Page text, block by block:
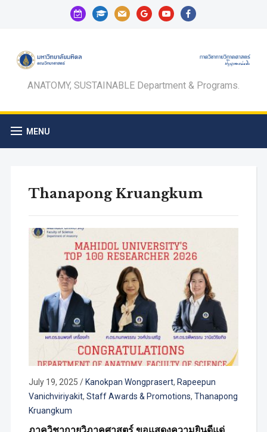
calendar-
check-
graduation-
cap
mail googleyoutubefacebook
ANATOMY, SUSTAINABLE Department & Programs.
MENU
Thanapong Kruangkum
July 19, 2025 / Kanokpan Wongprasert, Rapeepun
Vanichviriyakit, Staff Awards & Promotions, Thanapong
Kruangkum
ภาควิชากายวิภาคศาสตร์ ขอแสดงความยินดีแด่